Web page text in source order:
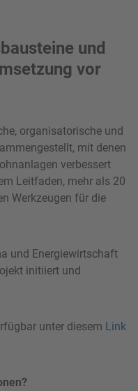
und
vor
organisatorische und
mit denen
verbessert
Leitfaden, mehr als 20
Werkzeugen für die
und Energiewirtschaft
initiiert und
unter diesem Link